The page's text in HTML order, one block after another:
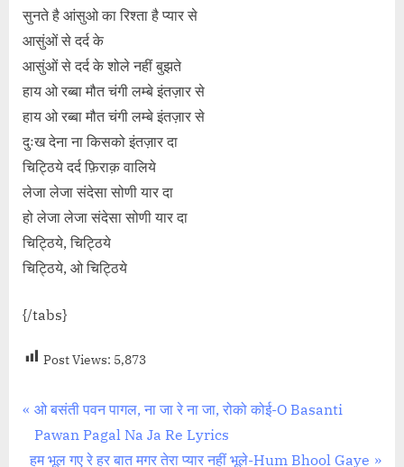
सुनते है आंसुओ का रिश्ता है प्यार से
आसुंओं से दर्द के
आसुंओं से दर्द के शोले नहीं बुझते
हाय ओ रब्बा मौत चंगी लम्बे इंतज़ार से
हाय ओ रब्बा मौत चंगी लम्बे इंतज़ार से
दुःख देना ना किसको इंतज़ार दा
चिट्ठिये दर्द फ़िराक़ वालिये
लेजा लेजा संदेसा सोणी यार दा
हो लेजा लेजा संदेसा सोणी यार दा
चिट्ठिये, चिट्ठिये
चिट्ठिये, ओ चिट्ठिये
{/tabs}
Post Views: 5,873
Post
navigation
P
r
e
ओ बसंती पवन पागल, ना जा रे ना जा, रोको कोई-O Basanti
Pawan Pagal Na Ja Re Lyrics
N
हम भूल गए रे हर बात मगर तेरा प्यार नहीं भूले-Hum Bhool Gaye